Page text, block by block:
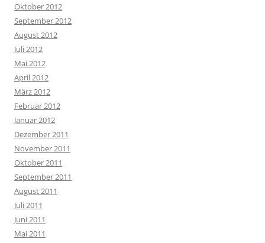
Oktober 2012
September 2012
August 2012
Juli 2012
Mai 2012
April 2012
März 2012
Februar 2012
Januar 2012
Dezember 2011
November 2011
Oktober 2011
September 2011
August 2011
Juli 2011
Juni 2011
Mai 2011